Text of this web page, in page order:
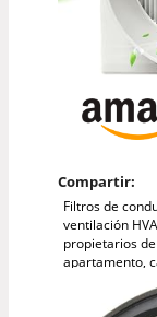
Compartir:
Filtros de
ventilación
propietarios
apartamento,